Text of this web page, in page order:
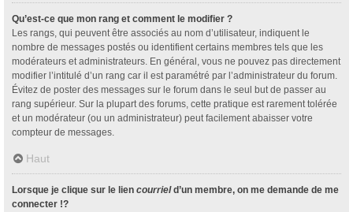
Qu’est-ce que mon rang et comment le modifier ?
Les rangs, qui peuvent être associés au nom d’utilisateur, indiquent le
nombre de messages postés ou identifient certains membres tels que les
modérateurs et administrateurs. En général, vous ne pouvez pas directement
modifier l’intitulé d’un rang car il est paramétré par l’administrateur du forum.
Évitez de poster des messages sur le forum dans le seul but de passer au
rang supérieur. Sur la plupart des forums, cette pratique est rarement tolérée
et un modérateur (ou un administrateur) peut facilement abaisser votre
compteur de messages.
Haut
Lorsque je clique sur le lien courrield’un membre, on me demande de me
connecter !?